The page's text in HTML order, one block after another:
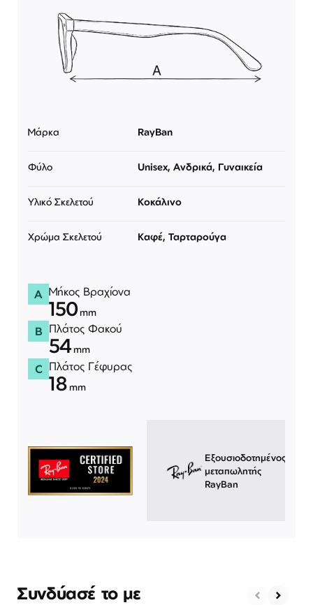
Μάρκα RayBan
Φύλο Unisex, Ανδρικά, Γυναικεία
Υλικό Σκελετού Κοκάλινο
Χρώμα Σκελετού Καφέ, Ταρταρούγα
A Μήκος Βραχίονα
150mm
B Πλάτος Φακού
54mm
C Πλάτος Γέφυρας
18mm
Εξουσιοδοτημένος
μεταπωλητής
RayBan
Συνδύασέ το με